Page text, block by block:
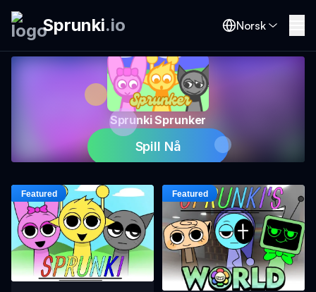
Sprunki.io Norsk
Sprunki Sprunker
Spill Nå